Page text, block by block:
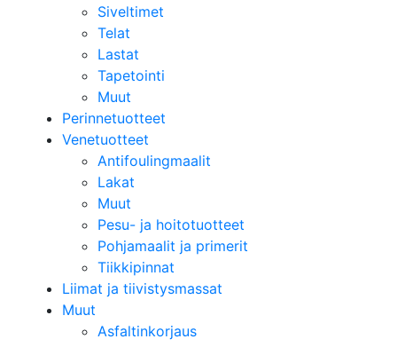
Siveltimet
Telat
Lastat
Tapetointi
Muut
Perinnetuotteet
Venetuotteet
Antifoulingmaalit
Lakat
Muut
Pesu- ja hoitotuotteet
Pohjamaalit ja primerit
Tiikkipinnat
Liimat ja tiivistysmassat
Muut
Asfaltinkorjaus